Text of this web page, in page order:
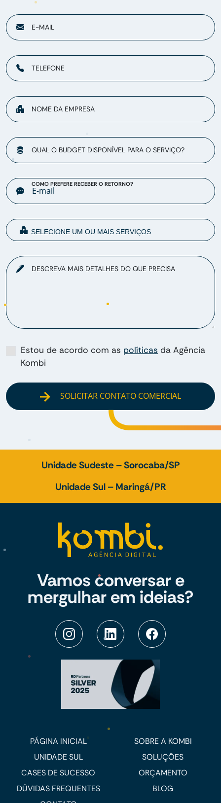
E-MAIL
TELEFONE
NOME DA EMPRESA
QUAL O BUDGET DISPONÍVEL PARA O SERVIÇO?
COMO PREFERE RECEBER O RETORNO?
DESCREVA MAIS DETALHES DO QUE PRECISA
Estou de acordo com as políticas da Agência
Kombi
SOLICITAR CONTATO COMERCIAL
Unidade Sudeste – Sorocaba/SP
Unidade Sul – Maringá/PR
Vamos conversar e
mergulhar em ideias?
PÁGINA INICIAL
SOBRE A KOMBI
UNIDADE SUL
SOLUÇÕES
CASES DE SUCESSO
ORÇAMENTO
DÚVIDAS FREQUENTES
BLOG